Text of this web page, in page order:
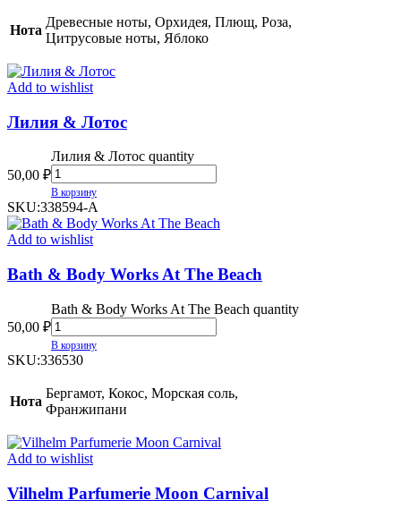
Нота
Древесные ноты, Орхидея, Плющ, Роза,
Цитрусовые ноты, Яблоко
Add to wishlist
Лилия & Лотос
50,00 ₽
Лилия & Лотос quantity
В корзину
SKU:338594-А
Add to wishlist
Bath & Body Works At The Beach
50,00 ₽
Bath & Body Works At The Beach quantity
В корзину
SKU:336530
Нота
Бергамот, Кокос, Морская соль,
Франжипани
Add to wishlist
Vilhelm Parfumerie Moon Carnival